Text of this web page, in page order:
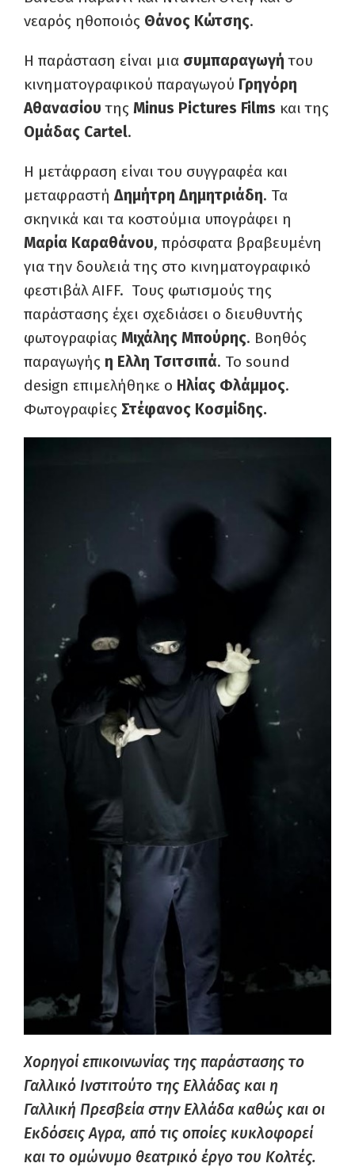
νεαρός ηθοποιός Θάνος Κώτσης.
Η παράσταση είναι μια συμπαραγωγήτου
κινηματογραφικού παραγωγού Γρηγόρη
Αθανασίου της Minus Pictures Films και της
Ομάδας Cartel.
Η μετάφραση είναι του συγγραφέα και
μεταφραστή Δημήτρη Δημητριάδη. Τα
σκηνικά και τα κοστούμια υπογράφει η
Μαρία Καραθάνου, πρόσφατα βραβευμένη
για την δουλειά της στο κινηματογραφικό
φεστιβάλ AIFF. Τους φωτισμούς της
παράστασης έχει σχεδιάσει ο διευθυντής
φωτογραφίας Μιχάλης Μπούρης. Βοηθός
παραγωγής η Ελλη Τσιτσιπά. Το sound
design επιμελήθηκε ο Ηλίας Φλάμμος.
Φωτογραφίες Στέφανος Κοσμίδης.
Χορηγοί επικοινωνίας της παράστασης το
Γαλλικό Ινστιτούτο της Ελλάδας και η
Γαλλική Πρεσβεία στην Ελλάδα καθώς και οι
Εκδόσεις Αγρα, από τις οποίες κυκλοφορεί
και το ομώνυμο θεατρικό έργο του Κολτές.